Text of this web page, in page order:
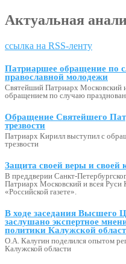
Актуальная
ссылка на RSS-ленту
Патриаршее обращение по
православной молодежи
Святейший Патриарх Московский
обращением по случаю
Обращение Святейшего
трезвости
Патриарх Кирилл выступил с
трезвости
Защита своей веры и своей
В преддверии Санкт-
Патриарх Московский и всея Руси
«Российской газете».
В ходе заседания Высшего
заслушано экспертное
политики Калужской
О.А. Калугин поделился опытом
Калужской области